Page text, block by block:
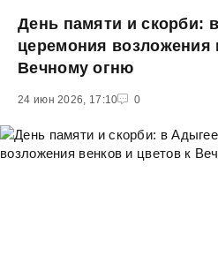
День памяти и скорби:
церемония возложения
Вечному огню
24 июн 2026, 17:10 0
1 2 3 4 5